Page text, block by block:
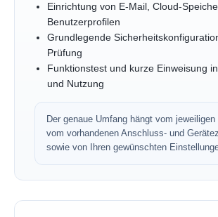
Einrichtung von E-Mail, Cloud-
Benutzerprofilen
Grundlegende
Prüfung
Funktionstest und kurze Einweisung
und Nutzung
Der genaue Umfang hängt vom jeweiligen
vom vorhandenen Anschluss- und
sowie von Ihren gewünschten